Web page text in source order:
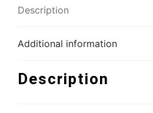
Description
Additional information
Description